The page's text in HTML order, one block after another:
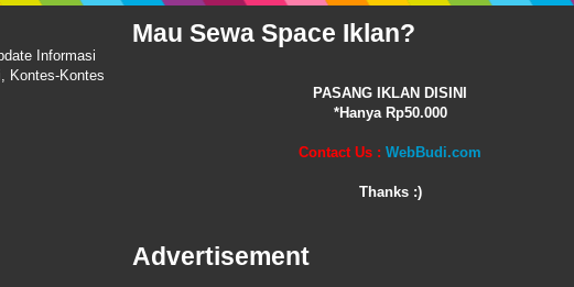
Informasi
Kontes-Kontes
Mau Sewa Space Iklan?
PASANG IKLAN DISINI
*Hanya Rp50.000
Contact Us : WebBudi.com
Thanks :)
Advertisement